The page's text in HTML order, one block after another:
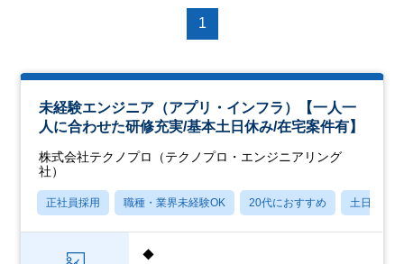
1
未経験エンジニア（アプリ・インフラ）【一人一
人に合わせた研修充実/基本土日休み/在宅案件有】
株式会社テクノプロ（テクノプロ・エンジニアリング
社）
正社員採用 職種・業界未経験OK 20代におすすめ 土日祝休み
◆